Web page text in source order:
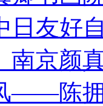
日友好
南京颜
——陈